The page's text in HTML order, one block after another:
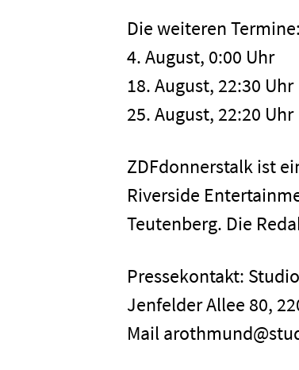
Die weiteren Termine:
4. August, 0:00 Uhr
18. August, 22:30 Uhr
25. August, 22:20 Uhr
ZDFdonnerstalk ist
Riverside
Teutenberg. Die
Pressekontakt:
Jenfelder Allee 80,
Mail
Presse
Newsletter